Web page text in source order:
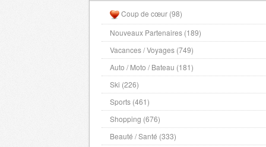
Coup de cœur (98)
Nouveaux Partenaires (189)
Vacances / Voyages (749)
Auto / Moto / Bateau (181)
Ski (226)
Sports (461)
Shopping (676)
Beauté / Santé (333)